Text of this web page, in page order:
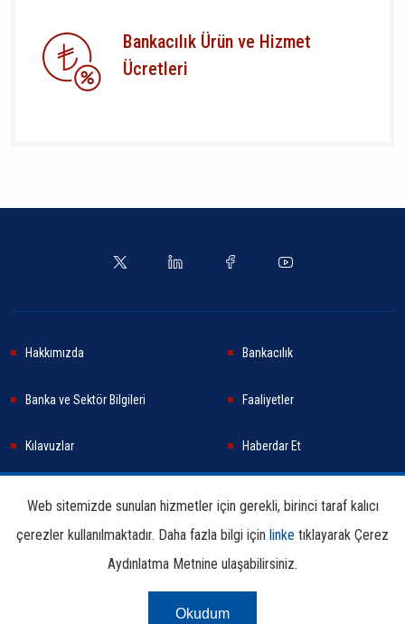
Bankacılık Ürün ve Hizmet
Ücretleri
Hakkımızda Bankacılık
Banka ve Sektör Bilgileri Faaliyetler
Kılavuzlar Haberdar Et
Araştırma ve Yayınlar İletişim Bilgileri
Kullanım
Web sitemizde sunulan hizmetler için gerekli, birinci taraf kalıcı
çerezler kullanılmaktadır. Daha fazla bilgi için linke tıklayarak Çerez
Aydınlatma Metnine ulaşabilirsiniz.
Okudum